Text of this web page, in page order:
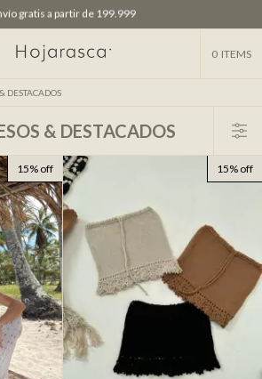
tarjeta / transferencia 25% OFF
0 ITEMS
DESTACADOS
& DESTACADOS
15% off 15% off